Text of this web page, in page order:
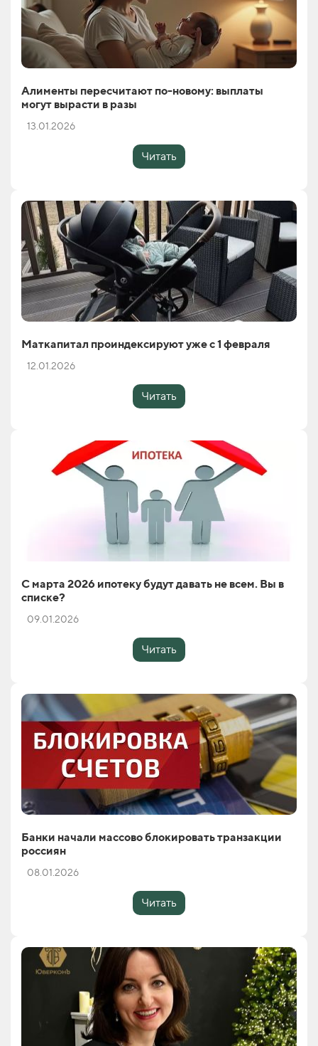
Алименты пересчитают по-новому: выплаты
могут вырасти в разы
13.01.2026
Читать
Маткапитал проиндексируют уже с 1 февраля
12.01.2026
Читать
С марта 2026 ипотеку будут давать не всем. Вы в
списке?
09.01.2026
Читать
Банки начали массово блокировать транзакции
россиян
08.01.2026
Читать